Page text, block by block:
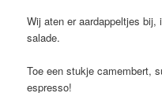
Wij aten er aardappeltjes
salade.
Toe een stukje camembert,
espresso!